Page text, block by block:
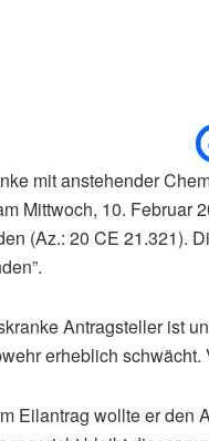
mit anstehender
Mittwoch, 10. Februar
(Az.: 20 CE 21.321).
Antragsteller ist
erheblich
Eilantrag wollte er den